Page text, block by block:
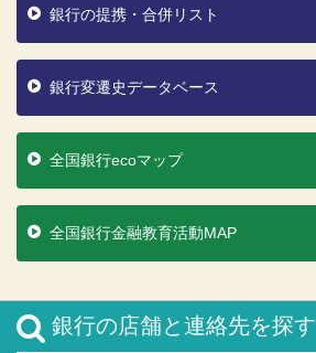
銀行の提携・合併リスト
銀行変遷史データベース
全国銀行ecoマップ
全国銀行金融教育活動MAP
銀行の店舗と連絡先を探す